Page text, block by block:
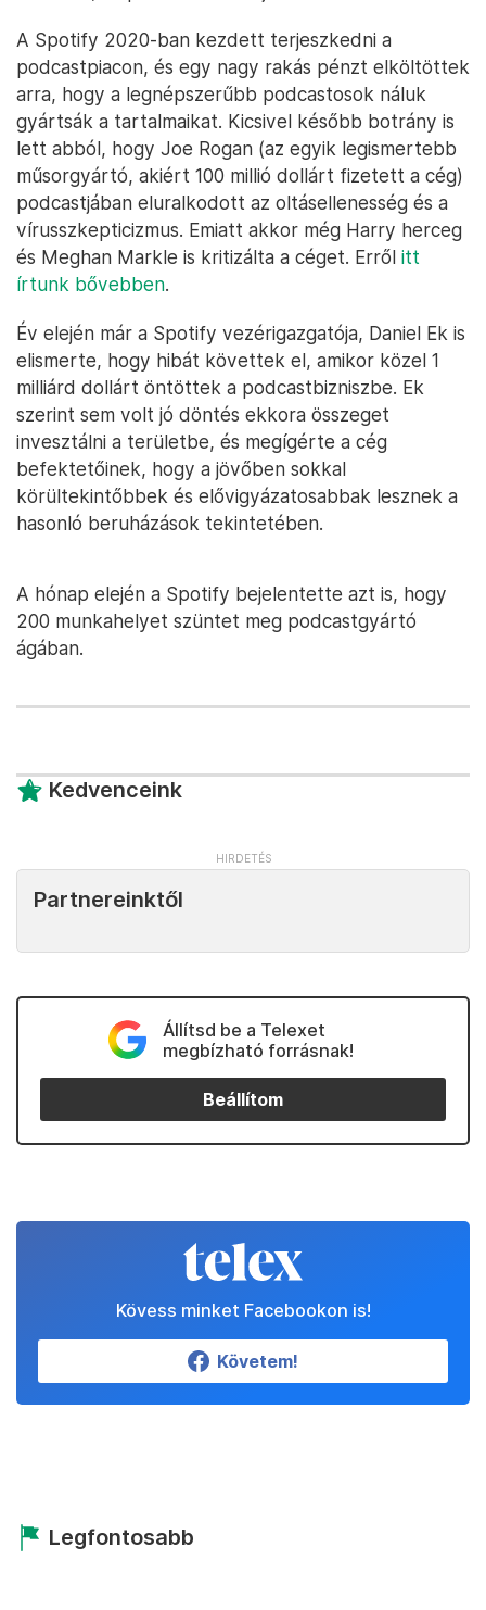
A Spotify 2020-ban kezdett terjeszkedni a
podcastpiacon, és egy nagy rakás pénzt elköltöttek
arra, hogy a legnépszerűbb podcastosok náluk
gyártsák a tartalmaikat. Kicsivel később botrány is
lett abból, hogy Joe Rogan (az egyik legismertebb
műsorgyártó, akiért 100 millió dollárt fizetett a cég)
podcastjában eluralkodott az oltásellenesség és a
vírusszkepticizmus. Emiatt akkor még Harry herceg
és Meghan Markle is kritizálta a céget. Erről itt
írtunk bővebben.
Év elején már a Spotify vezérigazgatója, Daniel Ek is
elismerte, hogy hibát követtek el, amikor közel 1
milliárd dollárt öntöttek a podcastbizniszbe. Ek
szerint sem volt jó döntés ekkora összeget
invesztálni a területbe, és megígérte a cég
befektetőinek, hogy a jövőben sokkal
körültekintőbbek és elővigyázatosabbak lesznek a
hasonló beruházások tekintetében.
A hónap elején a Spotify bejelentette azt is, hogy
200 munkahelyet szüntet meg podcastgyártó
ágában.
Kedvenceink
Partnereinktől
Állítsd be a Telexet
megbízható forrásnak!
Beállítom
Kövess minket Facebookon is!
Követem!
Legfontosabb